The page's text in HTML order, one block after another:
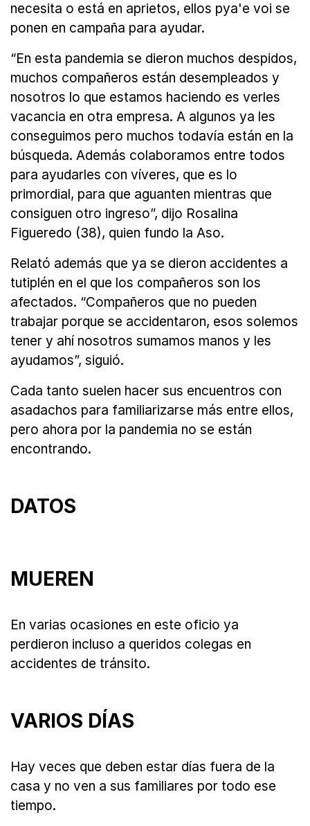
necesita o está en aprietos, ellos pya'e voi se
ponen en campaña para ayudar.
“En esta pandemia se dieron muchos despidos,
muchos compañeros están desempleados y
nosotros lo que estamos haciendo es verles
vacancia en otra empresa. A algunos ya les
conseguimos pero muchos todavía están en la
búsqueda. Además colaboramos entre todos
para ayudarles con víveres, que es lo
primordial, para que aguanten mientras que
consiguen otro ingreso”, dijo Rosalina
Figueredo (38), quien fundo la Aso.
Relató además que ya se dieron accidentes a
tutiplén en el que los compañeros son los
afectados. “Compañeros que no pueden
trabajar porque se accidentaron, esos solemos
tener y ahí nosotros sumamos manos y les
ayudamos”, siguió.
Cada tanto suelen hacer sus encuentros con
asadachos para familiarizarse más entre ellos,
pero ahora por la pandemia no se están
encontrando.
DATOS
MUEREN
En varias ocasiones en este oficio ya
perdieron incluso a queridos colegas en
accidentes de tránsito.
VARIOS DÍAS
Hay veces que deben estar días fuera de la
casa y no ven a sus familiares por todo ese
tiempo.